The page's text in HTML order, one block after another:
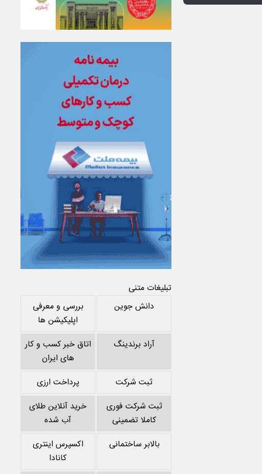
تبلیغات متنی
دانش جوین
بررسی و معرفی
اپلیکیشن ها
آراد برندینگ
اتاق خبر کسب و کار
های ایران
ثبت شرکت
پرداخت ارزی
ثبت شرکت فوری
کاملا تضمینی
خرید آنلاین طلای
آب شده
بالابر ساختمانی
اکسپرس اینتری
کانادا